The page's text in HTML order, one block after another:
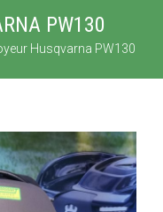
PW130
Husqvarna PW130